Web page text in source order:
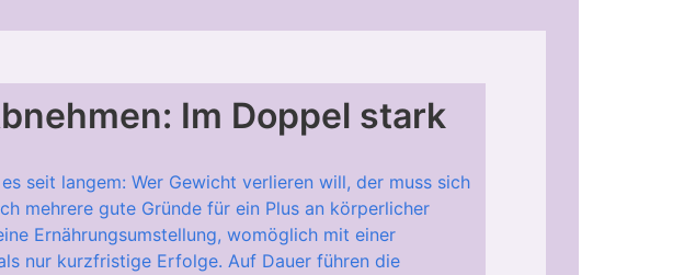
Im Doppel stark
seit langem: Wer Gewicht verlieren will, der muss sich
mehrere gute Gründe für ein Plus an körperlicher
Ernährungsumstellung, womöglich mit einer
nur kurzfristige Erfolge. Auf Dauer führen die